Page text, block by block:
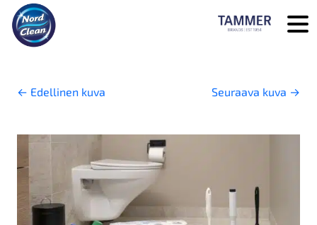
Skip to main content
← Edellinen kuva Seuraava kuva →